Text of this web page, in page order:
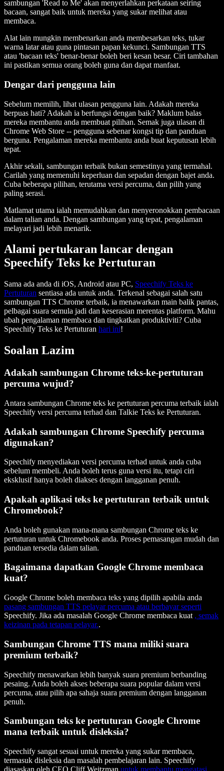
sambungan 'Read to Me' akan menyerlahkan perkataan seiring
bacaan, sangat baik untuk mereka yang sukar melihat atau
membaca.
Alat lain mungkin membenarkan anda membesarkan teks, tukar
warna latar atau guna pintasan papan kekunci. Sambungan TTS
atau 'bacaan teks' benar-benar boleh beri kesan besar. Ciri tambahan
ini pastikan semua orang boleh guna dan dapat manfaat.
Dengar dari pengguna lain
Sebelum memilih, lihat ulasan pengguna lain. Adakah mereka
berpuas hati? Adakah ia berfungsi dengan baik? Maklum balas
mereka membantu anda membuat pilihan. Semak juga ulasan di
Chrome Web Store -- pengguna sebenar kongsi tip dan panduan
berguna. Pengalaman mereka membantu anda buat keputusan lebih
tepat.
Akhir sekali, sambungan terbaik bukan semestinya yang termahal.
Carilah yang memenuhi keperluan dan sepadan dengan bajet anda.
Cuba beberapa pilihan, terutama versi percuma, dan pilih yang
paling serasi.
Matlamat utama ialah memudahkan dan menyeronokkan pembacaan
dalam talian anda. Dengan sambungan yang tepat, pengalaman
melayari jadi lebih menarik.
Alami pertukaran lancar dengan
Speechify Teks ke Pertuturan
Sama ada anda di iOS, Android atau PC, Speechify Teks ke
Pertuturan sentiasa ada untuk anda. Terkenal sebagai salah satu
sambungan TTS Chrome terbaik, ia menawarkan main balik pantas,
pelbagai suara semula jadi dan keserasian merentas platform. Mahu
ubah pengalaman membaca dan tingkatkan produktiviti? Cuba
Speechify Teks ke Pertuturan hari ini!
Soalan Lazim
Adakah sambungan Chrome teks-ke-pertuturan
percuma wujud?
Antara sambungan Chrome teks ke pertuturan percuma terbaik ialah
Speechify versi percuma terhad dan Talkie Teks ke Pertuturan.
Adakah sambungan Chrome Speechify percuma
digunakan?
Speechify menyediakan versi percuma terhad untuk anda cuba
sebelum membeli. Anda boleh terus guna versi itu, tetapi ciri
eksklusif hanya boleh diakses dengan langganan penuh.
Apakah aplikasi teks ke pertuturan terbaik untuk
Chromebook?
Anda boleh gunakan mana-mana sambungan Chrome teks ke
pertuturan untuk Chromebook anda. Proses pemasangan mudah dan
panduan tersedia dalam talian.
Bagaimana dapatkan Google Chrome membaca
kuat?
Google Chrome boleh membaca teks yang dipilih apabila anda
pasang sambungan TTS pelayar percuma atau berbayar seperti
Speechify. Jika ada masalah Google Chrome membaca kuat , semak
keizinan pada tetapan pelayar..
Sambungan Chrome TTS mana miliki suara
premium terbaik?
Speechify menawarkan lebih banyak suara premium berbanding
pesaing. Anda boleh akses beberapa suara popular dalam versi
percuma, atau pilih apa sahaja suara premium dengan langganan
penuh.
Sambungan teks ke pertuturan Google Chrome
mana terbaik untuk disleksia?
Speechify sangat sesuai untuk mereka yang sukar membaca,
termasuk disleksia dan masalah pembelajaran lain. Speechify
diasaskan oleh CEO Cliff Weitzman untuk membantu mengatasi